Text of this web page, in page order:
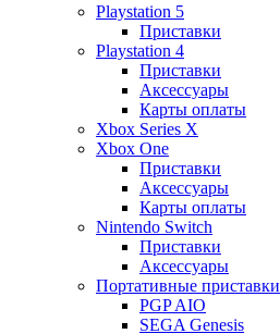
Playstation 5
Приставки
Playstation 4
Приставки
Аксессуары
Карты оплаты
Xbox Series X
Xbox One
Приставки
Аксессуары
Карты оплаты
Nintendo Switch
Приставки
Аксессуары
Портативные приставки
PGP AIO
SEGA Genesis